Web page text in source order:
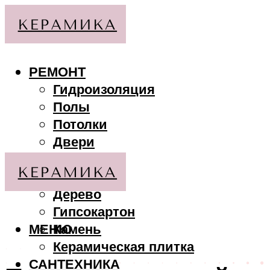
РЕМОНТ
Гидроизоляция
Полы
Потолки
Двери
МАТЕРИАЛЫ
Дерево
Гипсокартон
Камень
Керамическая плитка
САНТЕХНИКА
МЕНЮ